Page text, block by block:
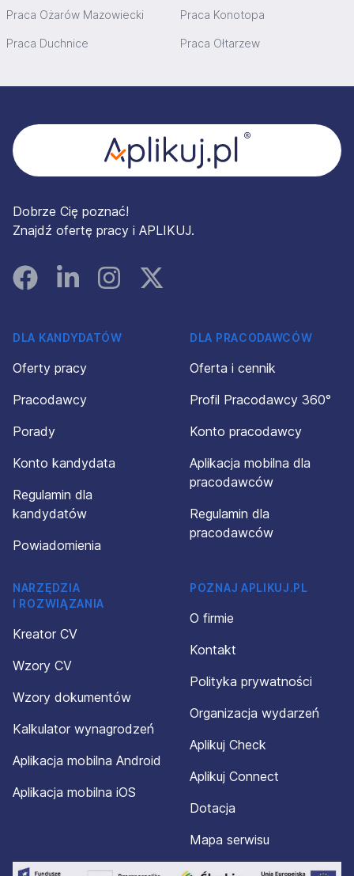
Praca Ożarów Mazowiecki Praca Konotopa
Praca Duchnice Praca Ołtarzew
Dobrze Cię poznać!
Znajdź ofertę pracy i APLIKUJ.
FacebookLinked InInstagramInstagram
DLA KANDYDATÓW
Oferty pracy
Pracodawcy
Porady
Konto kandydata
Regulamin dla
kandydatów
Powiadomienia
DLA PRACODAWCÓW
Oferta i cennik
Profil Pracodawcy 360°
Konto pracodawcy
Aplikacja mobilna dla
pracodawców
Regulamin dla
pracodawców
NARZĘDZIA
I ROZWIĄZANIA
Kreator CV
Wzory CV
Wzory dokumentów
Kalkulator wynagrodzeń
Aplikacja mobilna Android
Aplikacja mobilna iOS
POZNAJ APLIKUJ.PL
O firmie
Kontakt
Polityka prywatności
Organizacja wydarzeń
Aplikuj Check
Aplikuj Connect
Dotacja
Mapa serwisu